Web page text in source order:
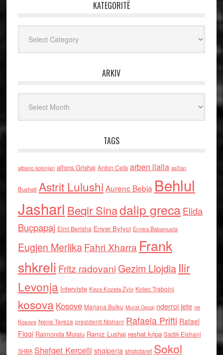
KATEGORITË
ARKIV
TAGS
albano kolonjari alfons Grishaj Anton Cefa arben llalla asllan
Bushati Astrit Lulushi Aurenc Bebja Behlul
Jashari Beqir Sinadalip grecaElida
Buçpapaj Elmi Berisha Enver Bytyci Ermira Babamusta
Eugjen MerlikaFahri Xharra Frank
shkreli Fritz radovaniGezim Llojdia Ilir
Levonja Interviste Keze Kozeta Zylo Kolec Traboini
kosova Kosove Marjana Bulku Murat Gecaj nderroi jete ne
Kosove Nene Tereza presidenti Nishani Rafaela Prifti Rafael
Floqi Raimonda Moisiu Ramiz Lushaj reshat kripa Sadik Elshani
SHBA Shefqet Kercelli shqiperia shqiptaret Sokol